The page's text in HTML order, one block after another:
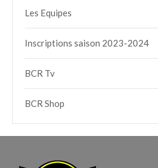
Les Equipes
Inscriptions saison 2023-2024
BCR Tv
BCR Shop